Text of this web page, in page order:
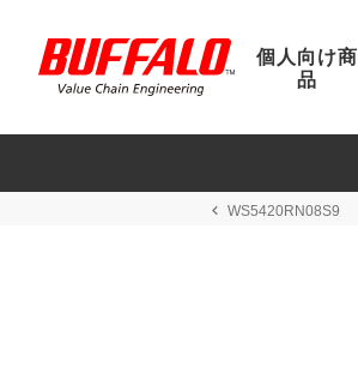
個人向け商
品
WS5420RN08S9